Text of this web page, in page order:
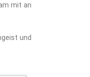
mit an
und